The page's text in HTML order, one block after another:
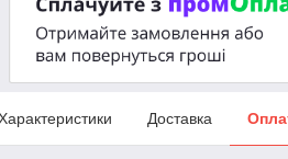
Доставка